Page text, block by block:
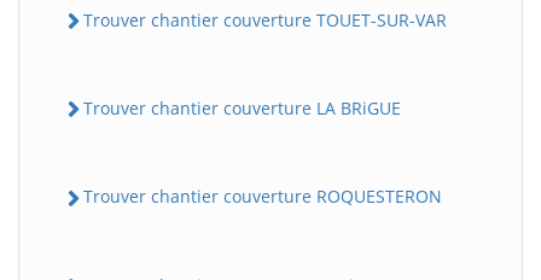
Trouver chantier couverture TOUET-SUR-VAR
Trouver chantier couverture LA BRiGUE
Trouver chantier couverture ROQUESTERON
BatiWebPro